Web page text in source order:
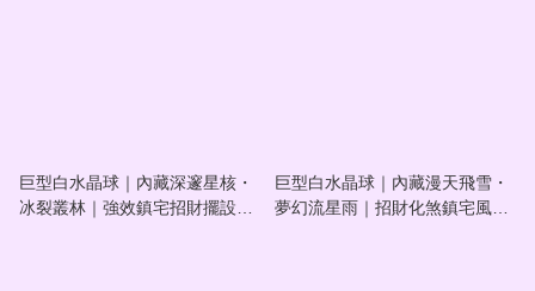
巨型白水晶球｜內藏深邃星核・
冰裂叢林｜強效鎮宅招財擺設｜
巨型白水晶球｜內藏漫天飛雪・
夢幻流星雨｜招財化煞鎮宅風水